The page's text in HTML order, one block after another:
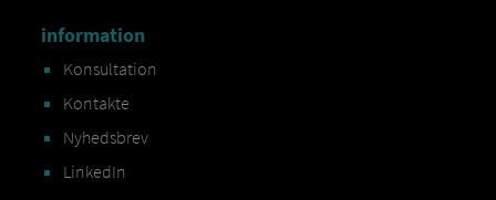
information
Konsultation
Kontakte
Nyhedsbrev
LinkedIn